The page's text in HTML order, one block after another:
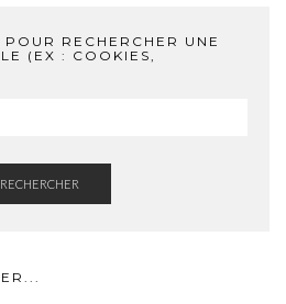
RECHERCHER UNE
(EX : COOKIES,
RECHERCHER